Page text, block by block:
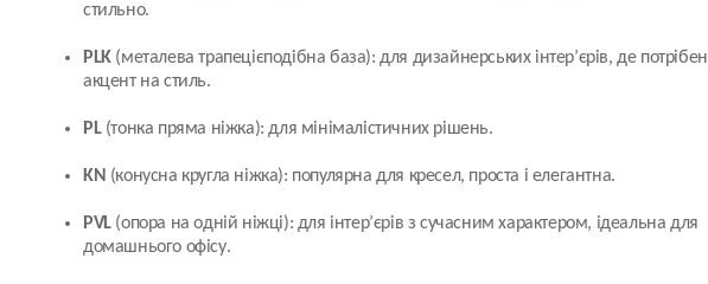
стильно.
PLK(металева трапецієподібна база): для дизайнерських інтер’єрів, де потрібен
акцент на стиль.
PL(тонка пряма ніжка): для мінімалістичних рішень.
KN (конусна кругла ніжка): популярна для кресел, проста і елегантна.
PVL(опора на одній ніжці): для інтер’єрів з сучасним характером, ідеальна для
домашнього офісу.